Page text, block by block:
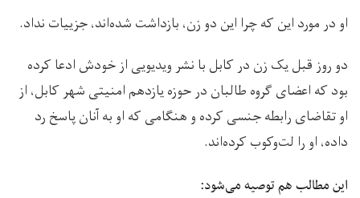
او در مورد این که چرا این دو زن، بازداشت شده‌اند، جزییات نداد.
دو روز قبل یک زن در کابل با نشر ویدیویی از خودش ادعا کرده
بود که اعضای گروه طالبان در حوزه یازدهم امنیتی شهر کابل، از
او تقاضای رابطه جنسی کرده و هنگامی که او به آنان پاسخ رد
داده، او را لت‌وکوب کرده‌اند.
این مطالب هم توصیه می‌شود: